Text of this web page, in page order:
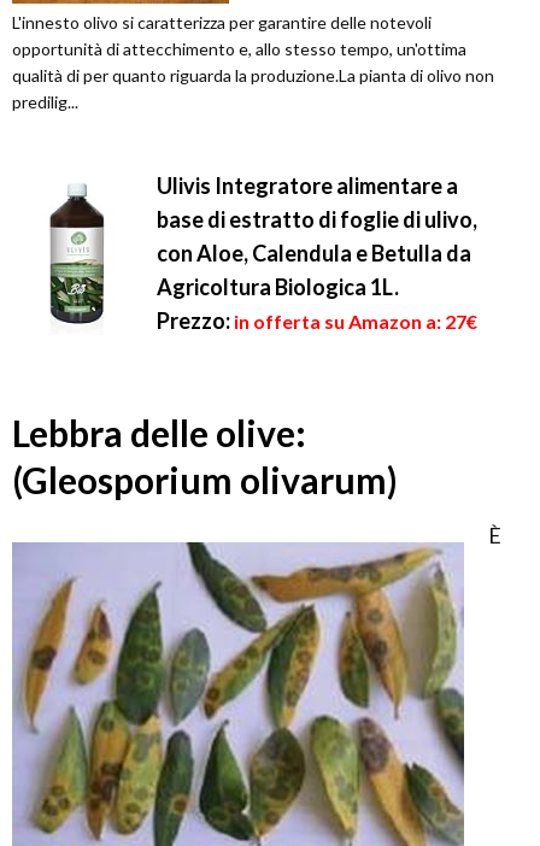
L'innesto olivo si caratterizza per garantire delle notevoli
opportunità di attecchimento e, allo stesso tempo, un'ottima
qualità di per quanto riguarda la produzione.La pianta di olivo non
predilig...
Ulivis Integratore alimentare a
base di estratto di foglie di ulivo,
con Aloe, Calendula e Betulla da
Agricoltura Biologica 1L.
Prezzo: in offerta su Amazon a: 27€
Lebbra delle olive:
(Gleosporium olivarum)
È